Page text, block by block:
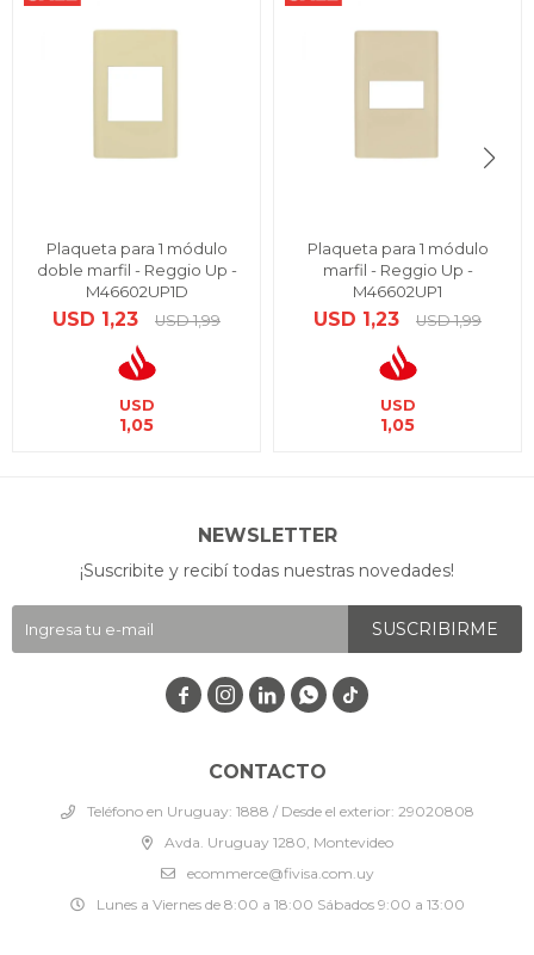
Plaqueta para 1 módulo
doble marfil - Reggio Up -
M46602UP1D
USD 1,23 USD 1,99
USD
1,05
Plaqueta para 1 módulo
marfil - Reggio Up -
M46602UP1
USD 1,23 USD 1,99
USD
1,05
CONTACTO
Teléfono en Uruguay: 1888 / Desde el exterior: 29020808
Avda. Uruguay 1280, Montevideo
ecommerce@fivisa.com.uy
Lunes a Viernes de 8:00 a 18:00 Sábados 9:00 a 13:00
NEWSLETTER
¡Suscribite y recibí todas nuestras novedades!
SUSCRIBIRME
   